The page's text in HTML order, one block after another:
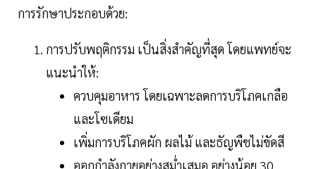
การรักษาประกอบด้วย:
การปรับพฤติกรรม เป็นสิ่งสำคัญที่สุด โดยแพทย์จะ
แนะนำให้:
ควบคุมอาหาร โดยเฉพาะลดการบริโภคเกลือ
และโซเดียม
เพิ่มการบริโภคผัก ผลไม้ และธัญพืชไม่ขัดสี
ออกกำลังกายอย่างสม่ำเสมอ อย่างน้อย 30